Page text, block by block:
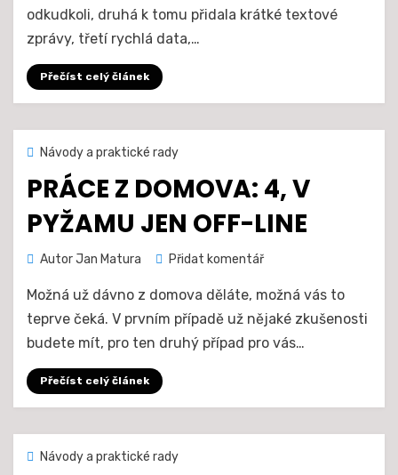
lidé
pro
odkudkoli, druhá k tomu přidala krátké textové
zprávy, třetí rychlá data,…
Přečíst celý článek
Zveřejněno
10. 6. 2021
Návody a praktické rady
PRÁCE Z DOMOVA: 4, V
PYŽAMU JEN OFF-LINE
AutorJan Matura Přidat komentářna
z
domova:
4,
line
Možná už dávno z domova děláte, možná vás to
teprve čeká. V prvním případě už nějaké zkušenosti
budete mít, pro ten druhý případ pro vás…
Přečíst celý článek
Zveřejněno
4. 6. 2021
Návody a praktické rady